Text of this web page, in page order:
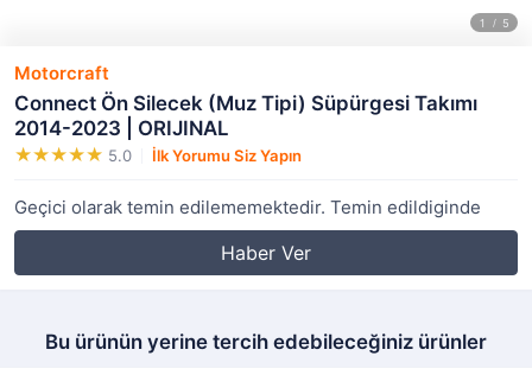
Motorcraft
Connect Ön Silecek (Muz Tipi) Süpürgesi Takımı
2014-2023 | ORIJINAL
5.0 İlk Yorumu Siz Yapın
Geçici olarak temin edilememektedir. Temin edildiginde
Haber Ver
Bu ürünün yerine tercih edebileceğiniz ürünler